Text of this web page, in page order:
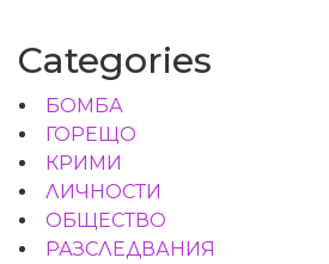
Categories
БОМБА
ГОРЕЩО
КРИМИ
ЛИЧНОСТИ
ОБЩЕСТВО
РАЗСЛЕДВАНИЯ